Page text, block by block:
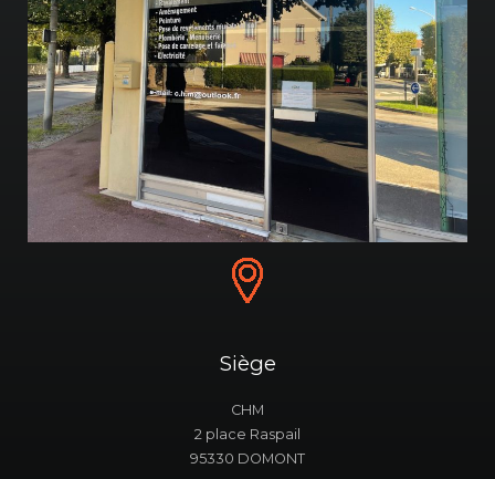
Siège
CHM
2 place Raspail
95330 DOMONT